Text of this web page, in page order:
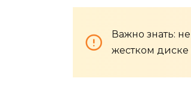
Важно знать:
жестком диске